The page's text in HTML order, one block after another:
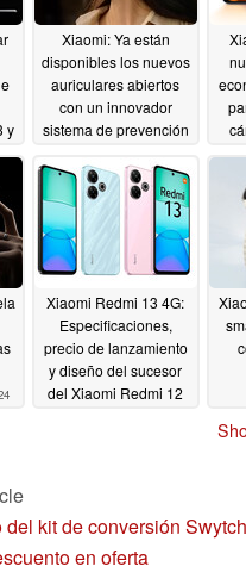
y
Xiaomi: Ya están
disponibles los nuevos
auriculares abiertos
con un innovador
sistema de prevención
06/10/2024
Xiaomi Redmi 13 4G:
Especificaciones,
precio de lanzamiento
y diseño del sucesor
del Xiaomi Redmi 12
del kit de conversión
en oferta